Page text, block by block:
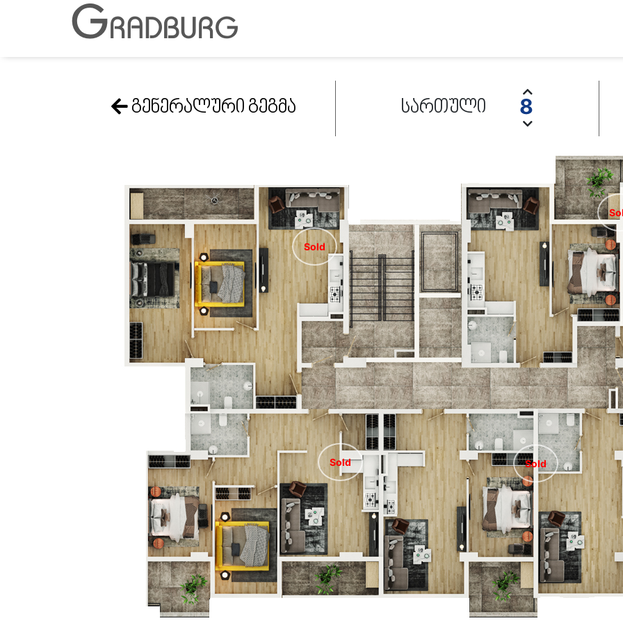
GRADBURG
გენერალური გეგმა სართული 8
Sold
Sold
Sold